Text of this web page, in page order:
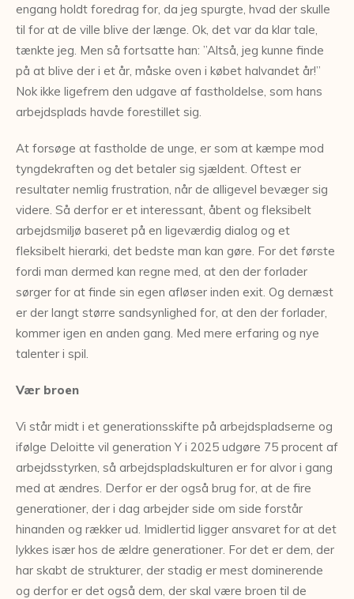
engang holdt foredrag for, da jeg spurgte, hvad der skulle
til for at de ville blive der længe. Ok, det var da klar tale,
tænkte jeg. Men så fortsatte han: ”Altså, jeg kunne finde
på at blive der i et år, måske oven i købet halvandet år!”
Nok ikke ligefrem den udgave af fastholdelse, som hans
arbejdsplads havde forestillet sig.
At forsøge at fastholde de unge, er som at kæmpe mod
tyngdekraften og det betaler sig sjældent. Oftest er
resultater nemlig frustration, når de alligevel bevæger sig
videre. Så derfor er et interessant, åbent og fleksibelt
arbejdsmiljø baseret på en ligeværdig dialog og et
fleksibelt hierarki, det bedste man kan gøre. For det første
fordi man dermed kan regne med, at den der forlader
sørger for at finde sin egen afløser inden exit. Og dernæst
er der langt større sandsynlighed for, at den der forlader,
kommer igen en anden gang. Med mere erfaring og nye
talenter i spil.
Vær broen
Vi står midt i et generationsskifte på arbejdspladserne og
ifølge Deloitte vil generation Y i 2025 udgøre 75 procent af
arbejdsstyrken, så arbejdspladskulturen er for alvor i gang
med at ændres. Derfor er der også brug for, at de fire
generationer, der i dag arbejder side om side forstår
hinanden og rækker ud. Imidlertid ligger ansvaret for at det
lykkes især hos de ældre generationer. For det er dem, der
har skabt de strukturer, der stadig er mest dominerende
og derfor er det også dem, der skal være broen til de